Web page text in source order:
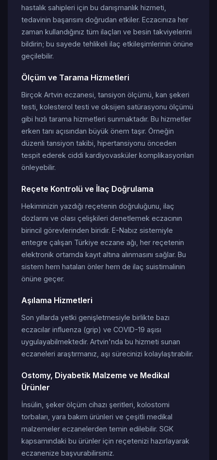
hastalık sahipleri için bu danışmanlık hizmeti,
tedavinin başarısını doğrudan etkiler. Eczacınıza her
zaman kullandığınız tüm ilaçları ve besin takviyelerini
bildirin; bu sayede tehlikeli ilaç etkileşimlerinin önüne
geçilebilir.
Ölçüm ve Tarama Hizmetleri
Birçok Artvin eczanesi, tansiyon ölçümü, kan şekeri
testi, kolesterol testi ve oksijen satürasyonu ölçümü
gibi hızlı tarama hizmetleri sunmaktadır. Bu hizmetler
erken tanı açısından büyük önem taşır. Örneğin
düzenli tansiyon takibi, hipertansiyonu önceden
tespit ederek ciddi kardiyovasküler komplikasyonları
önleyebilir.
Reçete Kontrolü ve İlaç Doğrulama
Hekiminizin yazdığı reçetenin doğruluğunu, ilaç
dozlarını ve olası çelişkileri denetlemek eczacının
birincil görevlerinden biridir. E-Nabız sistemiyle
entegre çalışan Türkiye eczane ağı, her reçetenin
elektronik ortamda kayıt altına alınmasını sağlar. Bu
sistem hem hataları önler hem de ilaç suistimalinin
önüne geçer.
Aşılama Hizmetleri
Son yıllarda yetki genişletmesiyle birlikte bazı
eczacılar influenza (grip) ve COVID-19 aşısı
uygulayabilmektedir. Artvin'nda bu hizmeti sunan
eczaneleri araştırmanız, aşı sürecinizi kolaylaştırabilir.
Ostomy, Diyabetik Malzeme ve Medikal
Ürünler
İnsülin, şeker ölçüm cihazı şeritleri, kolostomi
torbaları, yara bakım ürünleri ve çeşitli medikal
malzemeler eczanelerden temin edilebilir. SGK
kapsamındaki bu ürünler için reçetenizi hazırlayarak
eczanenize başvurabilirsiniz.